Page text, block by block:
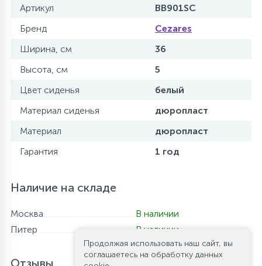
Артикул
BB901SC
Бренд
Cezares
Ширина, см
36
Высота, см
5
Цвет сиденья
белый
Материал сиденья
дюропласт
Материал
дюропласт
Гарантия
1 год
Наличие на складе
Москва
В наличии
Питер
В наличии
Отзывы
Продолжая использовать наш сайт, вы
соглашаетесь на обработку данных